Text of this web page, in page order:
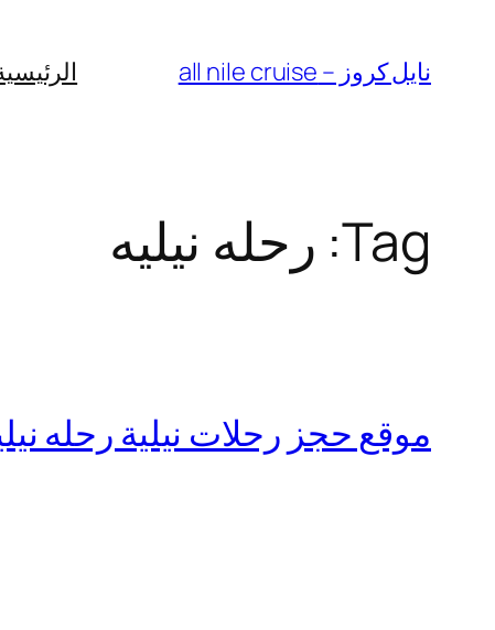
content
نايل كروز – all nile cruise
Tag: رحله نيليه
موقع حجز رحلات نيلية رحله